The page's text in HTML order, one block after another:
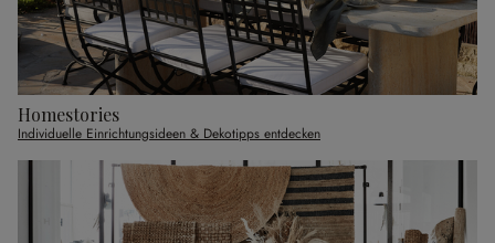
Homestories
Individuelle Einrichtungsideen & Dekotipps entdecken